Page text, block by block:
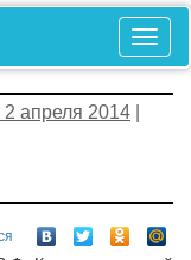
апреля 2014